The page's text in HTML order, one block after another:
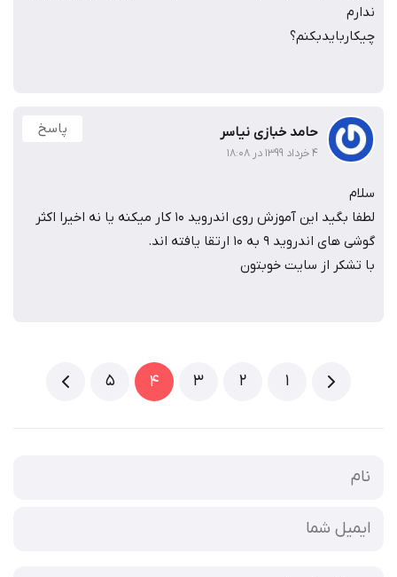
ندارم
چیکاربایدبکنم؟
حامد خبازی نیاسر
۴ خرداد ۱۳۹۹ در ۱۸:۰۸
پاسخ
سلام
لطفا بگید این آموزش روی اندروید 10 کار میکنه یا نه اخیرا اکثر
گوشی های اندروید 9 به 10 ارتقا یافته اند.
با تشکر از سایت خوبتون
1
2
3
4
5